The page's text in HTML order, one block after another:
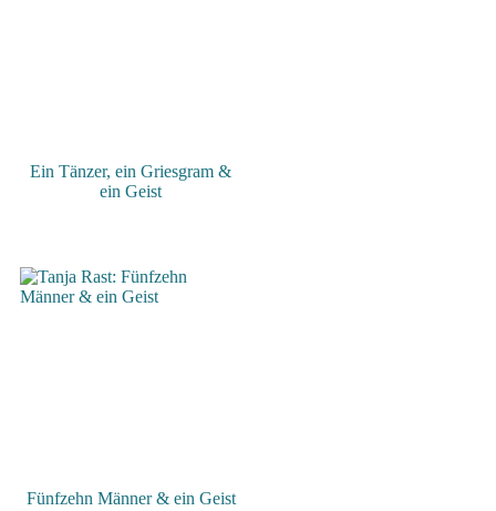
Ein Tänzer, ein Griesgram &
ein Geist
Fünfzehn Männer & ein Geist